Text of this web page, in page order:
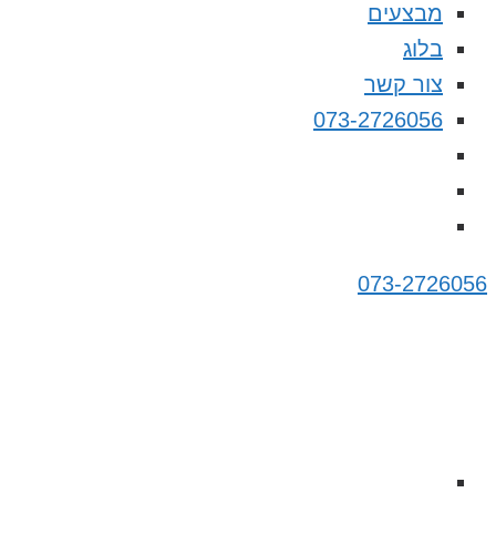
מבצעים
בלוג
צור קשר
073-2726056
073-2726056